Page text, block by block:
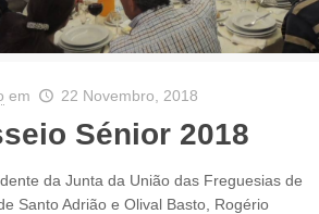
em 22 Novembro, 2018
Sénior 2018
da Junta da União das Freguesias de
Santo Adrião e Olival Basto, Rogério